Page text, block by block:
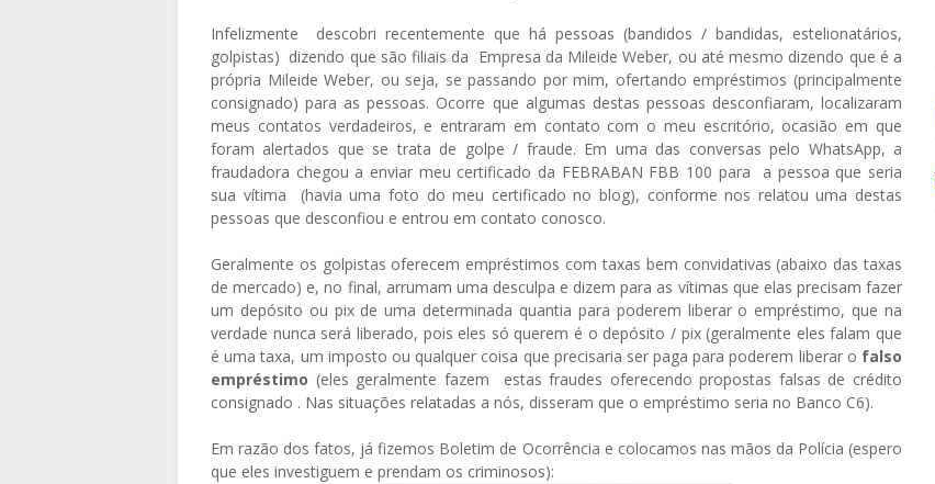
Infelizmente descobri recentemente que há pessoas (bandidos / bandidas, estelionatários,
golpistas) dizendo que são filiais da Empresa da Mileide Weber, ou até mesmo dizendo que é a
própria Mileide Weber, ou seja, se passando por mim, ofertando empréstimos (principalmente
consignado) para as pessoas. Ocorre que algumas destas pessoas desconfiaram, localizaram
meus contatos verdadeiros, e entraram em contato com o meu escritório, ocasião em que
foram alertados que se trata de golpe / fraude. Em uma das conversas pelo WhatsApp, a
fraudadora chegou a enviar meu certificado da FEBRABAN FBB 100 para a pessoa que seria
sua vítima (havia uma foto do meu certificado no blog), conforme nos relatou uma destas
pessoas que desconfiou e entrou em contato conosco.
Geralmente os golpistas oferecem empréstimos com taxas bem convidativas (abaixo das taxas
de mercado) e, no final, arrumam uma desculpa e dizem para as vítimas que elas precisam fazer
um depósito ou pix de uma determinada quantia para poderem liberar o empréstimo, que na
verdade nunca será liberado, pois eles só querem é o depósito / pix (geralmente eles falam que
é uma taxa, um imposto ou qualquer coisa que precisaria ser paga para poderem liberar o falso
empréstimo (eles geralmente fazem estas fraudes oferecendo propostas falsas de crédito
consignado . Nas situações relatadas a nós, disseram que o empréstimo seria no Banco C6).
Em razão dos fatos, já fizemos Boletim de Ocorrência e colocamos nas mãos da Polícia (espero
que eles investiguem e prendam os criminosos):